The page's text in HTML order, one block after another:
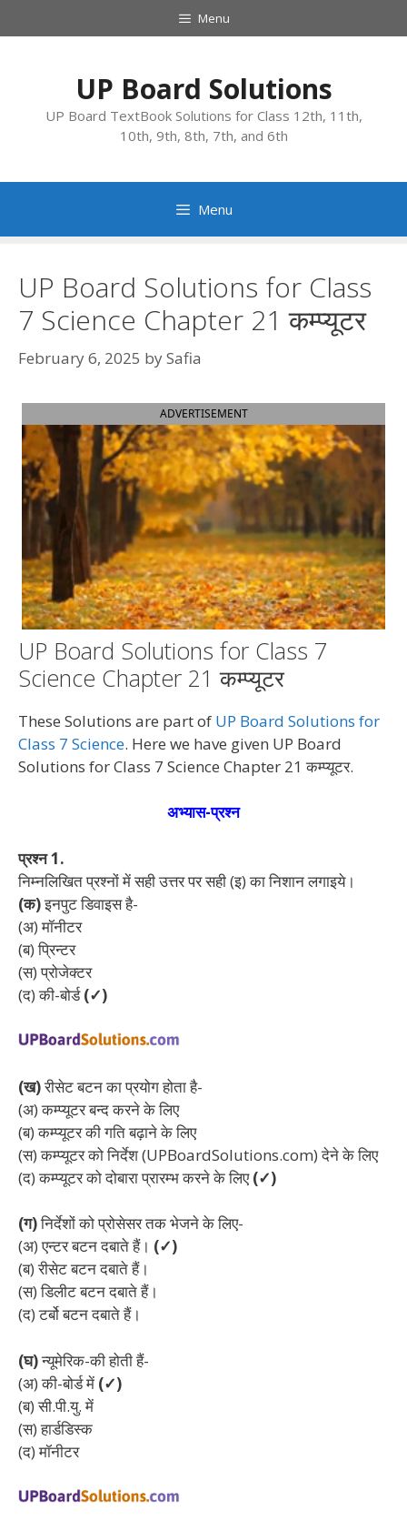
to
Menu
UP Board Solutions
UP Board TextBook Solutions for Class 12th, 11th,
10th, 9th, 8th, 7th, and 6th
Menu
UP Board Solutions for Class
7 Science Chapter 21 कम्प्यूटर
February 6, 2025 bySafia
ADVERTISEMENT
UP Board Solutions for Class 7
Science Chapter 21 कम्प्यूटर
These Solutions are part of UP Board Solutions for
Class 7 Science. Here we have given UP Board
Solutions for Class 7 Science Chapter 21 कम्प्यूटर.
अभ्यास-प्रश्न
प्रश्न 1.
निम्नलिखित प्रश्नों में सही उत्तर पर सही (इ) का निशान लगाइये।
(क)इनपुट डिवाइस है-
(अ) मॉनीटर
(ब) प्रिन्टर
(स) प्रोजेक्टर
(द) की-बोर्ड(✓)
(ख)रीसेट बटन का प्रयोग होता है-
(अ) कम्प्यूटर बन्द करने के लिए
(ब) कम्प्यूटर की गति बढ़ाने के लिए
(स) कम्प्यूटर को निर्देश (UPBoardSolutions.com) देने के लिए
(द) कम्प्यूटर को दोबारा प्रारम्भ करने के लिए(✓)
(ग)निर्देशों को प्रोसेसर तक भेजने के लिए-
(अ) एन्टर बटन दबाते हैं। (✓)
(ब) रीसेट बटन दबाते हैं।
(स) डिलीट बटन दबाते हैं।
(द) टर्बो बटन दबाते हैं।
(घ)न्यूमेरिक-की होती हैं-
(अ) की-बोर्ड में (✓)
(ब) सी.पी.यु. में
(स) हार्डडिस्क
(द) मॉनीटर